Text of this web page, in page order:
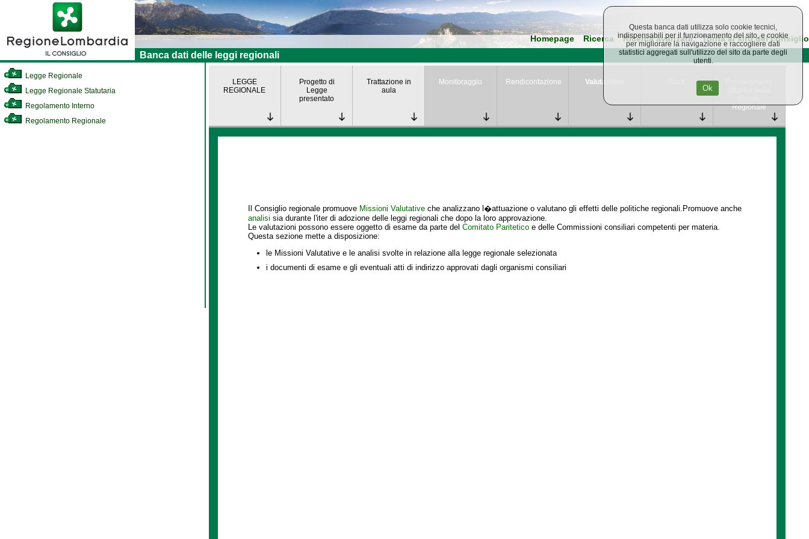
Homepage Ricerca Ricerca avanzata Torna al sito del consiglio
Banca dati delle leggi regionali
Legge Regionale
Legge Regionale Statutaria
Regolamento Interno
Regolamento Regionale
LEGGE
REGIONALE
Progetto di
Legge
presentato
Trattazione in
aula
Monitoraggio Rendicontazione Valutazione
Regionale
Il Consiglio regionale promuove Missioni Valutative che analizzano l�attuazione o valutano gli effetti delle politiche regionali.Promuove anche
analisi sia durante l'iter di adozione delle leggi regionali che dopo la loro approvazione.
Le valutazioni possono essere oggetto di esame da parte del Comitato Paritetico e delle Commissioni consiliari competenti per materia.
Questa sezione mette a disposizione:
le Missioni Valutative e le analisi svolte in relazione alla legge regionale selezionata
i documenti di esame e gli eventuali atti di indirizzo approvati dagli organismi consiliari
Questa banca dati utilizza solo cookie tecnici,
indispensabili per il funzionamento del sito, e cookie
per migliorare la navigazione e raccogliere dati
statistici aggregati sull'utilizzo del sito da parte degli
utenti.
Ok